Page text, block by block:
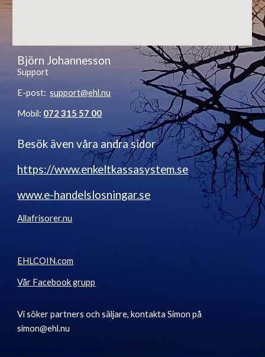
Björn Johannesson
Support
E-post:support@ehl.nu
Mobil: 072 315 57 00
Besök även våra andra sidor
https://www.enkeltkassasystem.se
www.e-handelslosningar.se
Allafrisorer.nu
EHLCOIN.com
Vår Facebook grupp
Vi söker partners och säljare, kontakta Simon på
simon@ehl.nu